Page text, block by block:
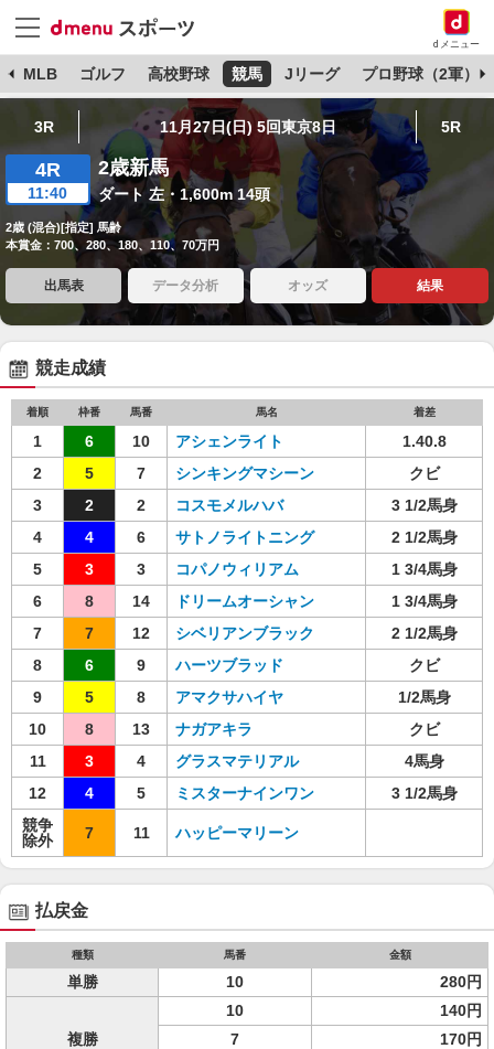
dメニュー
MLB ゴルフ 高校野球 競馬 Jリーグ プロ野球（2軍）
3R 11月27日(日) 5回東京8日 5R
4R
11:40
2歳新馬
ダート 左・1,600m 14頭
2歳 (混合)[指定] 馬齢
本賞金：700、280、180、110、70万円
出馬表 データ分析 オッズ 結果
競走成績
着順 枠番 馬番 馬名 着差
1 6 10 アシェンライト
1.40.8
2
5 7 シンキングマシーン
クビ
3
2 2 コスモメルハバ
3 1/2馬身
4
4 6 サトノライトニング
2 1/2馬身
5
3 3 コパノウィリアム
1 3/4馬身
6
8 14 ドリームオーシャン
1 3/4馬身
7
7 12 シベリアンブラック
2 1/2馬身
8
6 9 ハーツブラッド
クビ
9
5 8 アマクサハイヤ
1/2馬身
10
8 13 ナガアキラ
クビ
11
3 4 グラスマテリアル
4馬身
12
4 5 ミスターナインワン
3 1/2馬身
競争
除外
7 11 ハッピーマリーン
払戻金
種類 馬番 金額
単勝 10 280円
複勝
10
140円
7
170円